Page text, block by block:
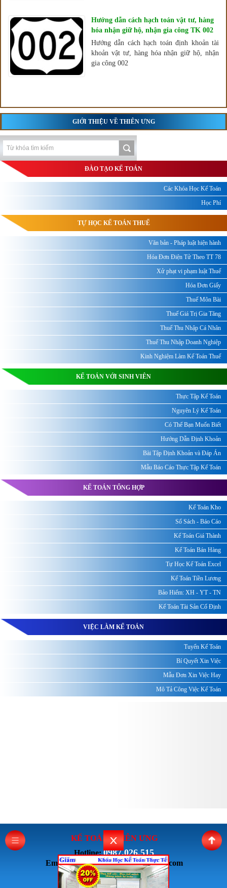
Hướng dẫn cách hạch toán vật tư, hàng
hóa nhận giữ hộ, nhận gia công TK 002
Hướng dẫn cách hạch toán định khoản tài
khoản vật tư, hàng hóa nhận giữ hộ, nhận
gia công 002
GIỚI THIỆU VỀ THIÊN ƯNG
ĐÀO TẠO KẾ TOÁN
Các Khóa Học Kế Toán
Học Phí
TỰ HỌC KẾ TOÁN THUẾ
Văn bản - Pháp luật hiện hành
Hóa Đơn Điện Tử Theo TT 78
Xử phạt vi phạm luật Thuế
Hóa Đơn Giấy
Thuế Môn Bài
Thuế Giá Trị Gia Tăng
Thuế Thu Nhập Cá Nhân
Thuế Thu Nhập Doanh Nghiệp
Kinh Nghiệm Làm Kế Toán Thuế
KẾ TOÁN VỚI SINH VIÊN
Thực Tập Kế Toán
Nguyên Lý Kế Toán
Có Thể Bạn Muốn Biết
Hướng Dẫn Định Khoản
Bài Tập Định Khoản và Đáp Án
Mẫu Báo Cáo Thực Tập Kế Toán
KẾ TOÁN TỔNG HỢP
Kế Toán Kho
Sổ Sách - Báo Cáo
Kế Toán Giá Thành
Kế Toán Bán Hàng
Tự Học Kế Toán Excel
Kế Toán Tiền Lương
Bảo Hiểm: XH - YT - TN
Kế Toán Tài Sản Cố Định
VIỆC LÀM KẾ TOÁN
Tuyển Kế Toán
Bí Quyết Xin Việc
Mẫu Đơn Xin Việc Hay
Mô Tả Công Việc Kế Toán
KẾ TOÁN THIÊN ƯNG
Hotline:0987.026.515
Email: ketoanthienung6868@gmail.com